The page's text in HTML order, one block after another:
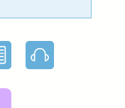
Lectura
facilitada
Audio